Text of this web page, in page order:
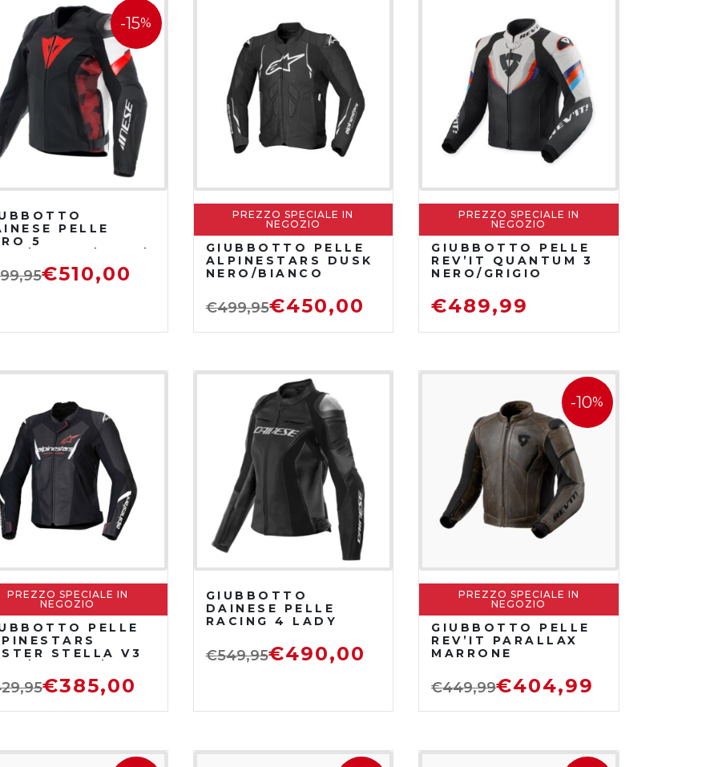
-15%
PELLE
5
€510,00
PREZZO SPECIALE IN
NEGOZIO
GIUBBOTTO PELLE
ALPINESTARS DUSK
NERO/BIANCO
€499,95€450,00
PREZZO SPECIALE IN
NEGOZIO
GIUBBOTTO PELLE
REV’IT QUANTUM 3
NERO/GRIGIO
€489,99
PREZZO SPECIALE IN
NEGOZIO
PELLE
STELLA V3
€385,00
GIUBBOTTO
DAINESE PELLE
RACING 4 LADY
€549,95€490,00
PREZZO SPECIALE IN
NEGOZIO
-10%
GIUBBOTTO PELLE
REV’IT PARALLAX
MARRONE
€449,99€404,99